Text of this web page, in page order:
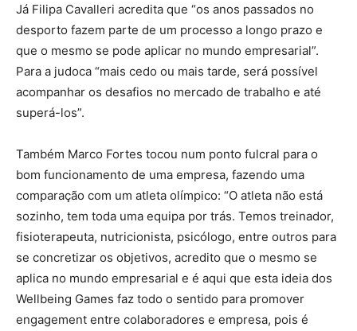
Já Filipa Cavalleri acredita que “os anos passados no
desporto fazem parte de um processo a longo prazo e
que o mesmo se pode aplicar no mundo empresarial”.
Para a judoca “mais cedo ou mais tarde, será possível
acompanhar os desafios no mercado de trabalho e até
superá-los”.
Também Marco Fortes tocou num ponto fulcral para o
bom funcionamento de uma empresa, fazendo uma
comparação com um atleta olímpico: “O atleta não está
sozinho, tem toda uma equipa por trás. Temos treinador,
fisioterapeuta, nutricionista, psicólogo, entre outros para
se concretizar os objetivos, acredito que o mesmo se
aplica no mundo empresarial e é aqui que esta ideia dos
Wellbeing Games faz todo o sentido para promover
engagement entre colaboradores e empresa, pois é